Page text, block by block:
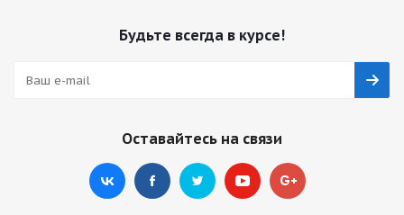
Будьте всегда в курсе!
Оставайтесь на связи